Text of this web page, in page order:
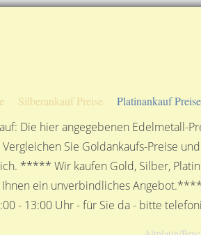
Silberankauf Preise Platinankauf Preise
Die hier angegebenen Edelmetall-
Sie Goldankaufs-Preise
***** Wir kaufen Gold, Silber,
ein unverbindliches
- 13:00 Uhr - für Sie da - bitte